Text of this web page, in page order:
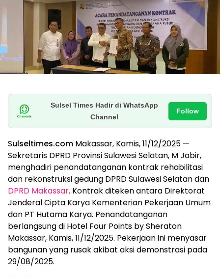
Sulsel Times Hadir di WhatsApp
Channel
Follow
Sulseltimes.com Makassar, Kamis, 11/12/2025 —
Sekretaris DPRD Provinsi Sulawesi Selatan, M Jabir,
menghadiri penandatanganan kontrak rehabilitasi
dan rekonstruksi gedung DPRD Sulawesi Selatan dan
DPRD Makassar. Kontrak diteken antara Direktorat
Jenderal Cipta Karya Kementerian Pekerjaan Umum
dan PT Hutama Karya. Penandatanganan
berlangsung di Hotel Four Points by Sheraton
Makassar, Kamis, 11/12/2025. Pekerjaan ini menyasar
bangunan yang rusak akibat aksi demonstrasi pada
29/08/2025.